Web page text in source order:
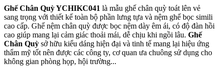
Ghế Chân Quỳ YCHIKC041 là mẫu ghế chân quỳ toát lên vẻ
sang trọng với thiết kế toàn bộ phần lưng tựa và nệm ghế bọc simili
cao cấp. Ghế nệm chân quỳ được bọc nệm dày êm ái, có độ đàn hồi
cao giúp mang lại cảm giác thoải mái, dễ chịu khi ngồi lâu. Ghế
Chân Quỳ sở hữu kiểu dáng hiện đại và tinh tế mang lại hiệu ứng
thẩm mỹ tốt nên được các công ty, cơ quan ưa chuông sử dụng cho
không gian phòng họp, hội trường...